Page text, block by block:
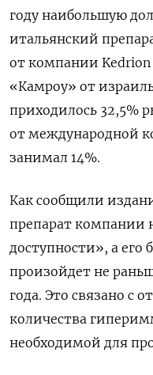
году наибольшую
итальянский
от компании Kedrion
«Камроу» от
приходилось 32,5%
от международной
занимал 14%.
Как сообщили
препарат компании
доступности», а
произойдет не
года. Это связано с
количества
необходимой для